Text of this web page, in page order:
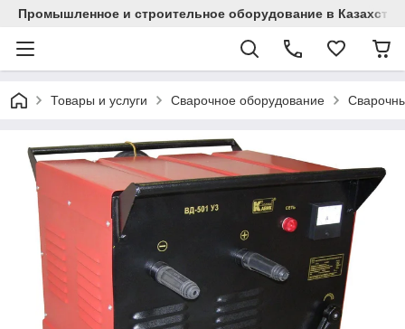
Промышленное и строительное оборудование в
Товары и услуги Сварочное оборудование